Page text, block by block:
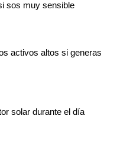
sos muy sensible
activos altos si generas
solar durante el día